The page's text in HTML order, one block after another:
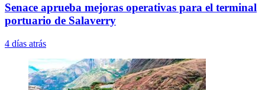
Senace aprueba mejoras operativas para el terminal
portuario de Salaverry
4 días atrás